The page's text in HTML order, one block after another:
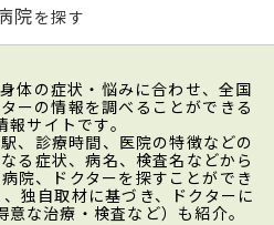
院を探す
体の症状・悩みに合わせ、全国
ーの情報を調べることができる
サイトです。
、診療時間、医院の特徴などの
る症状、病名、検査名などから
院、ドクターを探すことができ
独自取材に基づき、ドクターに
な治療・検査など）も紹介。